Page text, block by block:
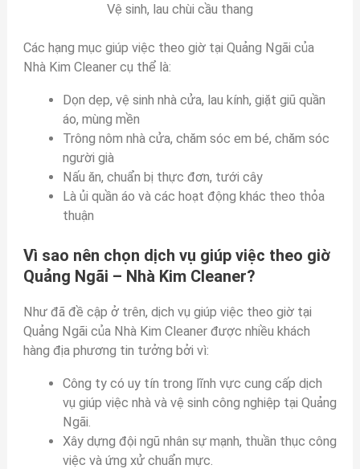
Vệ sinh, lau chùi cầu thang
Các hạng mục giúp việc theo giờ tại Quảng Ngãi của
Nhà Kim Cleaner cụ thể là:
Dọn dẹp, vệ sinh nhà cửa, lau kính, giặt giũ quần
áo, mùng mền
Trông nôm nhà cửa, chăm sóc em bé, chăm sóc
người già
Nấu ăn, chuẩn bị thực đơn, tưới cây
Là ủi quần áo và các hoạt động khác theo thỏa
thuận
Vì sao nên chọn dịch vụ giúp việc theo giờ
Quảng Ngãi – Nhà Kim Cleaner?
Như đã đề cập ở trên, dịch vụ giúp việc theo giờ tại
Quảng Ngãi của Nhà Kim Cleaner được nhiều khách
hàng địa phương tin tưởng bởi vì:
Công ty có uy tín trong lĩnh vực cung cấp dịch
vụ giúp việc nhà và vệ sinh công nghiệp tại Quảng
Ngãi.
Xây dựng đội ngũ nhân sự mạnh, thuần thục công
việc và ứng xử chuẩn mực.